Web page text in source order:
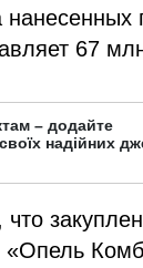
67
– додайте
надійних
что
«Опель